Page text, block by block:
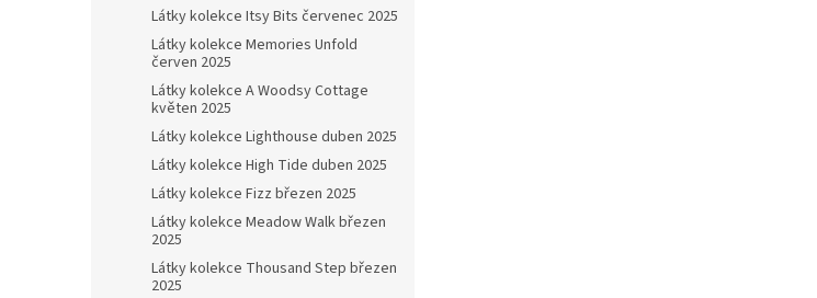
Látky kolekce Itsy Bits červenec 2025
Látky kolekce Memories Unfold
červen 2025
Látky kolekce A Woodsy Cottage
květen 2025
Látky kolekce Lighthouse duben 2025
Látky kolekce High Tide duben 2025
Látky kolekce Fizz březen 2025
Látky kolekce Meadow Walk březen
2025
Látky kolekce Thousand Step březen
2025